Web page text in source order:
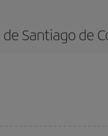
Santiago de